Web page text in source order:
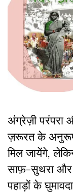
अंग्रेज़ी परंपरा
ज़रूरत के अनुरूप
मिल जायेंगे,
साफ़-सुथरा और
पहाड़ों के